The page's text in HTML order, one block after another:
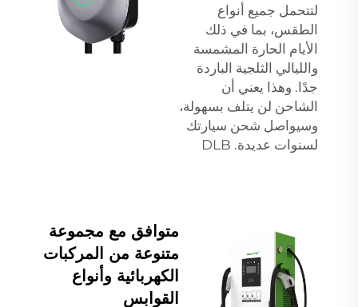
لتتحمل جميع أنواع
الطقس، بما في ذلك
الأيام الحارة المشمسة
والليالي الثلجية الباردة
جدًا. وهذا يعني أن
الشاحن لن يتلف بسهولة،
وسيواصل شحن سيارتك
لسنوات عديدة. DLB
متوافق مع مجموعة
متنوعة من المركبات
الكهربائية وأنواع
القوابس